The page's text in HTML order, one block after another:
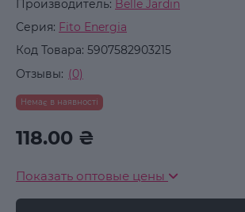
Производитель: Belle Jardin
Серия: Fito Energia
Код Товара: 5907582903215
Отзывы: (0)
Немає в наявності
118.00 ₴
Показать оптовые цены